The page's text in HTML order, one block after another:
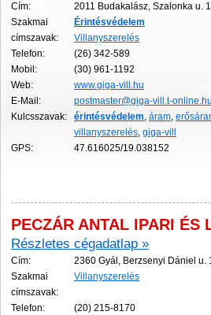
Cím:
2011 Budakalász, Szalonka u.
Szakmai
címszavak:
Érintésvédelem
Villanyszerelés
Telefon:
(26) 342-589
Mobil:
(30) 961-1192
Web:
www.giga-vill.hu
E-Mail:
postmaster@giga-vill.t-online.hu
Kulcsszavak:
érintésvédelem, áram,
villanyszerelés, giga-vill
GPS:
47.616025/19.038152
PECZÁR ANTAL IPARI ÉS
Részletes cégadatlap »
Cím:
2360 Gyál, Berzsenyi Dániel u.
Szakmai
címszavak:
Villanyszerelés
Telefon:
(20) 215-8170